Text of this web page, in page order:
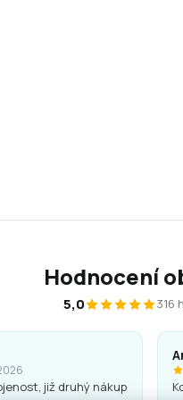
Hodnocení
5,0 316
již druhý nákup